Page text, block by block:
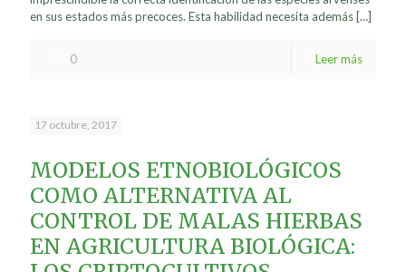
en sus estados más precoces. Esta habilidad necesita además […]
0 Leer más
17 octubre, 2017
MODELOS ETNOBIOLÓGICOS
COMO ALTERNATIVA AL
CONTROL DE MALAS HIERBAS
EN AGRICULTURA BIOLÓGICA: